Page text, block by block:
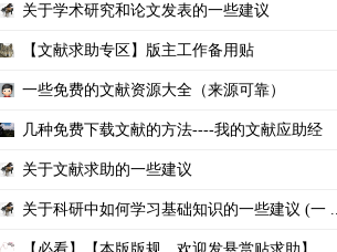
关于学术研究和论文发表的一些建议
【文献求助专区】版主工作备用贴
一些免费的文献资源大全（来源可靠）
几种免费下载文献的方法----我的文献应助经
关于文献求助的一些建议
关于科研中如何学习基础知识的一些建议 (一 ...